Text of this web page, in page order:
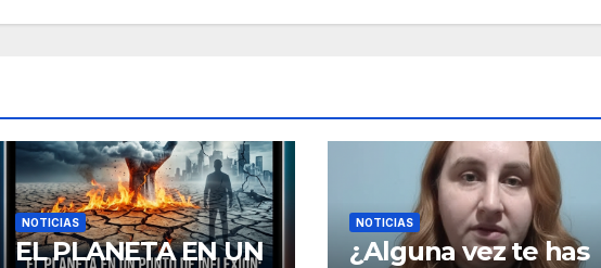
NOTICIAS
EL PLANETA EN UN
NOTICIAS
¿Alguna vez te has